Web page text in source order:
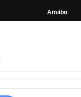
Amiibo